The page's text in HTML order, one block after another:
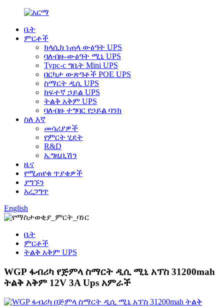
ቤት
ምርቶች
ክላሲክ ነጠላ ውፅዓት UPS
ባለብዙ-ውፅዓት ሚኒ UPS
Typc-c ግቤት Mini UPS
በርካታ ውጽዓቶች POE UPS
ስማርት ዲሲ UPS
ከፍተኛ ኃይል UPS
ትልቅ አቅም UPS
ባለብዙ ተግባር የኃይል ባንክ
ስለ እኛ
መሳሪያዎች
የምርት ሂደት
R&D
ኤግዚቢሽን
ዜና
የሚጠየቁ ጥያቄዎች
ያግኙን
አረጋግጥ
English
ቤት
ምርቶች
ትልቅ አቅም UPS
WGP ፋብሪካ የጅምላ ስማርት ዲሲ ሚኒ አፕስ 31200mah
ትልቅ አቅም 12V 3A Ups አምራች